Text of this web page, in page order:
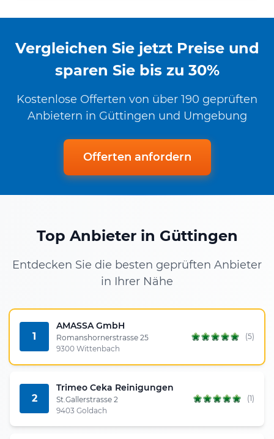
Vergleichen Sie jetzt Preise und
sparen Sie bis zu 30%
Kostenlose Offerten von über 190 geprüften
Anbietern in Güttingen und Umgebung
Offerten anfordern
Top Anbieter in Güttingen
Entdecken Sie die besten geprüften Anbieter
in Ihrer Nähe
1
AMASSA GmbH
Romanshornerstrasse 25
9300 Wittenbach
(5)
2
Trimeo Ceka Reinigungen
St.Gallerstrasse 2
9403 Goldach
(1)